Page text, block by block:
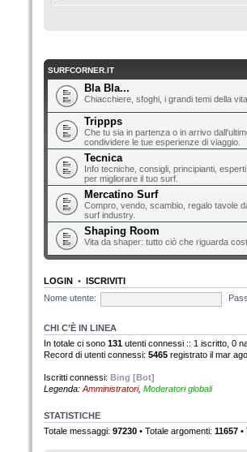
SURFCORNER.IT
Bla Bla...
Chiacchiere, sfoghi, i grandi temi della
Trippps
Che tu sia in partenza o in arrivo
condividere le tue esperienze di viaggio.
Tecnica
Info tecniche, consigli, principianti,
per migliorare il tuo surf.
Mercatino Surf
Compro, vendo, scambio, regalo tavole
surf industry.
Shaping Room
Vita da shaper: tutto ciò che riguarda
LOGIN • ISCRIVITI
Nome utente:
CHI C’È IN LINEA
In totale ci sono 131 utenti connessi :: 1 iscritto, 0
Record di utenti connessi: 5465 registrato il mar
Iscritti connessi: Bing [Bot]
Legenda: Amministratori, Moderatori globali
STATISTICHE
Totale messaggi: 97230 • Totale argomenti: 11657 •